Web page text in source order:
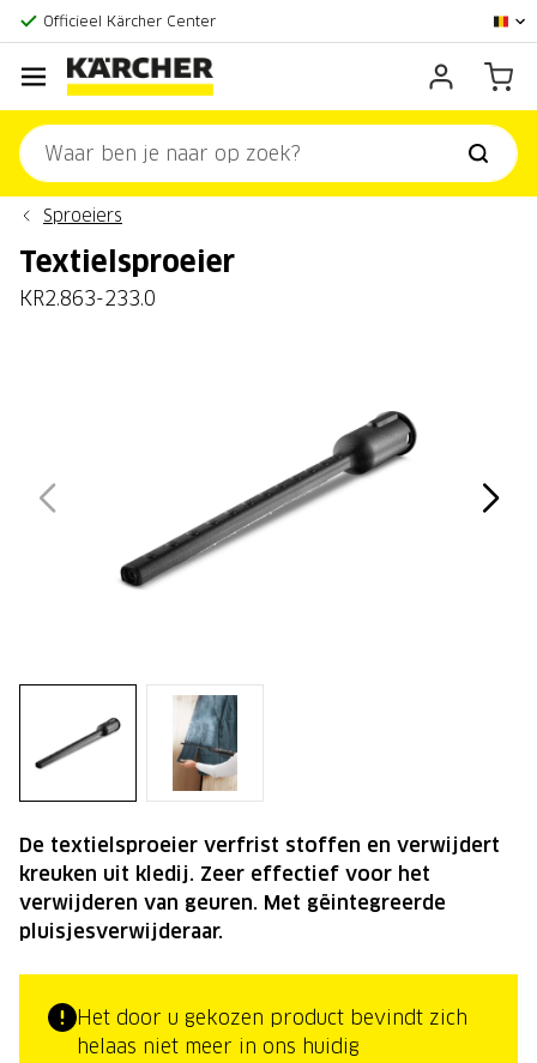
Klantenscore:9,3/10
Sproeiers
Textielsproeier
KR2.863-233.0
Het door u gekozen product bevindt zich
helaas niet meer in ons huidig
De textielsproeier verfrist stoffen en verwijdert
kreuken uit kledij. Zeer effectief voor het
verwijderen van geuren. Met gëintegreerde
pluisjesverwijderaar.